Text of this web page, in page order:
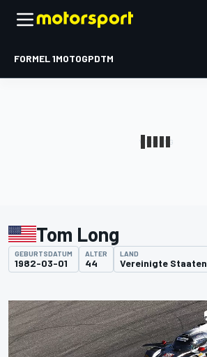
FORMEL 1MOTOGPDTM
Tom Long
GEBURTSDATUM
1982-03-01
ALTER
44
LAND
Vereinigte Staaten